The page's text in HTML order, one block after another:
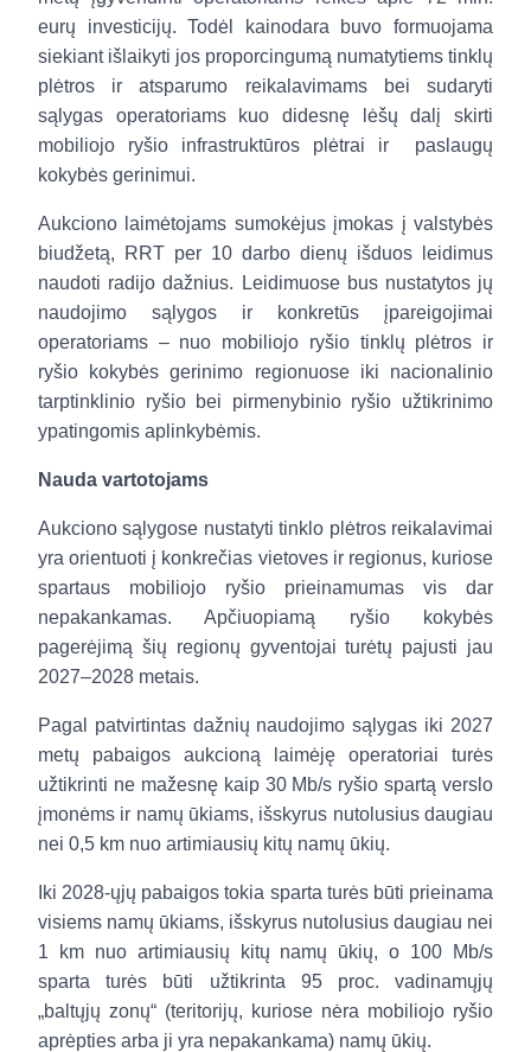
eurų investicijų. Todėl kainodara buvo formuojama
siekiant išlaikyti jos proporcingumą numatytiems tinklų
plėtros ir atsparumo reikalavimams bei sudaryti
sąlygas operatoriams kuo didesnę lėšų dalį skirti
mobiliojo ryšio infrastruktūros plėtrai ir
paslaugų
kokybės gerinimui.
Aukciono laimėtojams sumokėjus įmokas į valstybės
biudžetą, RRT per 10 darbo dienų išduos leidimus
naudoti radijo dažnius. Leidimuose bus nustatytos jų
naudojimo sąlygos ir konkretūs įpareigojimai
operatoriams – nuo mobiliojo ryšio tinklų plėtros ir
ryšio kokybės gerinimo regionuose iki nacionalinio
tarptinklinio ryšio bei pirmenybinio ryšio užtikrinimo
ypatingomis aplinkybėmis.
Nauda vartotojams
Aukciono sąlygose nustatyti tinklo plėtros reikalavimai
yra orientuoti į konkrečias vietoves ir regionus, kuriose
spartaus mobiliojo ryšio prieinamumas vis dar
nepakankamas. Apčiuopiamą ryšio kokybės
pagerėjimą šių regionų gyventojai turėtų pajusti jau
2027–2028 metais.
Pagal patvirtintas dažnių naudojimo sąlygas iki 2027
metų pabaigos aukcioną laimėję operatoriai turės
užtikrinti ne mažesnę kaip 30 Mb/s ryšio spartą verslo
įmonėms ir namų ūkiams, išskyrus nutolusius daugiau
nei 0,5 km nuo artimiausių kitų namų ūkių.
Iki 2028-ųjų pabaigos tokia sparta turės būti prieinama
visiems namų ūkiams, išskyrus nutolusius daugiau nei
1 km nuo artimiausių kitų namų ūkių, o 100 Mb/s
sparta turės būti užtikrinta 95 proc. vadinamųjų
„baltųjų zonų“ (teritorijų, kuriose nėra mobiliojo ryšio
aprėpties arba ji yra nepakankama) namų ūkių.